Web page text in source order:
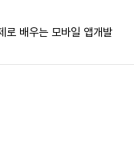
로 배우는 모바일 앱개발